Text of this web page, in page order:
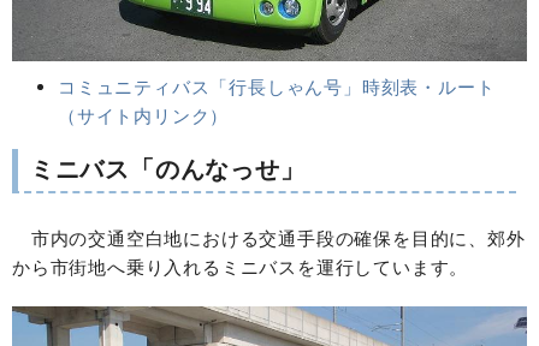
コミュニティバス「行長しゃん号」時刻表・ルート
（サイト内リンク）
ミニバス「のんなっせ」
市内の交通空白地における交通手段の確保を目的に、郊外
から市街地へ乗り入れるミニバスを運行しています。